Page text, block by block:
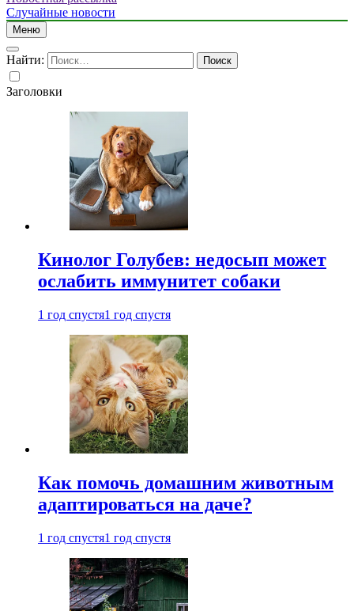
Случайные новости
Меню
Найти:
Заголовки
Кинолог Голубев: недосып может
ослабить иммунитет собаки
1 год спустя1 год спустя
Как помочь домашним животным
адаптироваться на даче?
1 год спустя1 год спустя